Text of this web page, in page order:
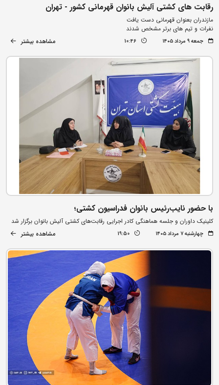
رقابت های کشتی آلیش بانوان قهرمانی کشور - تهران
مازندران بعنوان قهرمانی دست یافت
نفرات و تیم های برتر مشخص شدند
جمعه ۹ مرداد ۱۴۰۵ 10:46 مشاهده بیشتر
با حضور نایب‌رئیس بانوان فدراسیون کشتی؛
کلینیک داوران و جلسه هماهنگی کادر اجرایی رقابت‌های کشتی آلیش بانوان برگزار شد
چهارشنبه ۷ مرداد ۱۴۰۵ 19:50 مشاهده بیشتر